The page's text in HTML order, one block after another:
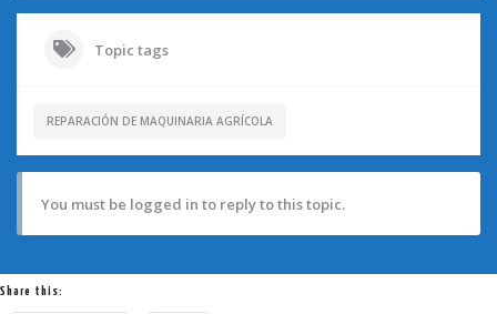
Topic tags
REPARACIÓN DE MAQUINARIA AGRÍCOLA
You must be logged in to reply to this topic.
Share this: